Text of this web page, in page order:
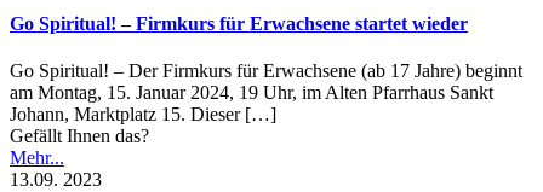
Go Spiritual! – Firmkurs für Erwachsene startet wieder
Go Spiritual! – Der Firmkurs für Erwachsene (ab 17 Jahre) beginnt
am Montag, 15. Januar 2024, 19 Uhr, im Alten Pfarrhaus Sankt
Johann, Marktplatz 15. Dieser[…]
Gefällt Ihnen das?
Mehr...
13.09. 2023